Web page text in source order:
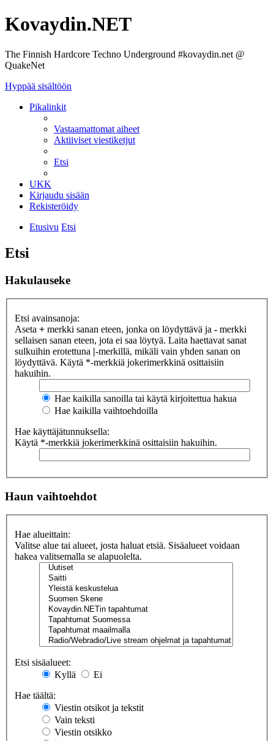
Kovaydin.NET
The Finnish Hardcore Techno Underground #kovaydin.net @
QuakeNet
Hyppää sisältöön
Pikalinkit
Vastaamattomat aiheet
Aktiiviset viestiketjut
Etsi
UKK
Kirjaudu sisään
Rekisteröidy
Etusivu Etsi
Etsi
Hakulauseke
Etsi avainsanoja:
Aseta + merkki sanan eteen, jonka on löydyttävä ja - merkki
sellaisen sanan eteen, jota ei saa löytyä. Laita haettavat sanat
sulkuihin erotettuna |-merkillä, mikäli vain yhden sanan on
löydyttävä. Käytä *-merkkiä jokerimerkkinä osittaisiin
hakuihin.
Hae kaikilla sanoilla tai käytä kirjoitettua hakua
Hae kaikilla vaihtoehdoilla
Hae käyttäjätunnuksella:
Käytä *-merkkiä jokerimerkkinä osittaisiin hakuihin.
Haun vaihtoehdot
Hae alueittain:
Valitse alue tai alueet, josta haluat etsiä. Sisäalueet voidaan
hakea valitsemalla se alapuolelta.
Etsi sisäalueet:
Kyllä
Ei
Hae täältä:
Viestin otsikot ja tekstit
Vain teksti
Viestin otsikko